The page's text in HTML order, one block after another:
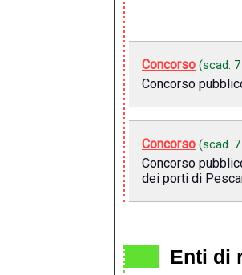
Concorso (scad.
Concorso
Concorso (scad.
Concorso
dei porti di
Enti di